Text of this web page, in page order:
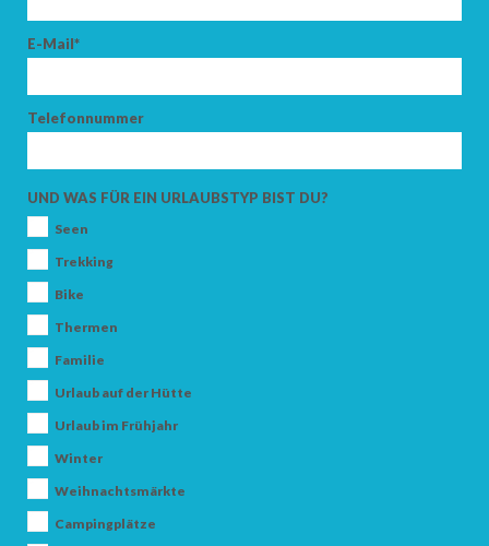
E-Mail*
Telefonnummer
UND WAS FÜR EIN URLAUBSTYP BIST DU?
Seen
Trekking
Bike
Thermen
Familie
Urlaub auf der Hütte
Urlaub im Frühjahr
Winter
Weihnachtsmärkte
Campingplätze